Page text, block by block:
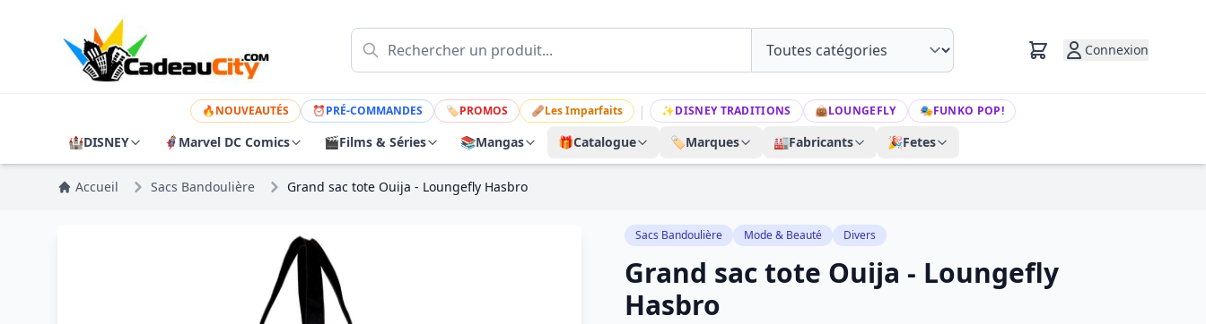
Connexion
🔥NOUVEAUTÉS ⏰PRÉ-COMMANDES 🏷PROMOS 🩹Les Imparfaits | ✨DISNEY TRADITIONS 👜LOUNGEFLY 🎭FUNKO POP!
🏰DISNEY 🦸 Marvel DC Comics 🎬Films & Séries 📚Mangas 🎁Catalogue 🏷️Marques 🏭Fabricants 🎉Fetes
Accueil Sacs Bandoulière Grand sac tote Ouija - Loungefly Hasbro
Sacs Bandoulière Mode & Beauté Divers
Grand sac tote Ouija - Loungefly
Hasbro